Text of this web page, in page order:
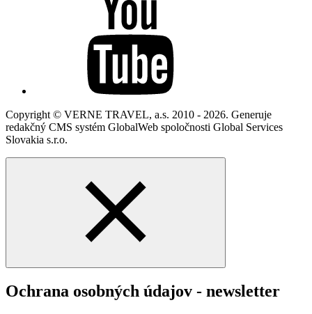
Copyright © VERNE TRAVEL, a.s. 2010 - 2026. Generuje
redakčný CMS systém GlobalWeb spoločnosti Global Services
Slovakia s.r.o.
Ochrana osobných údajov - newsletter